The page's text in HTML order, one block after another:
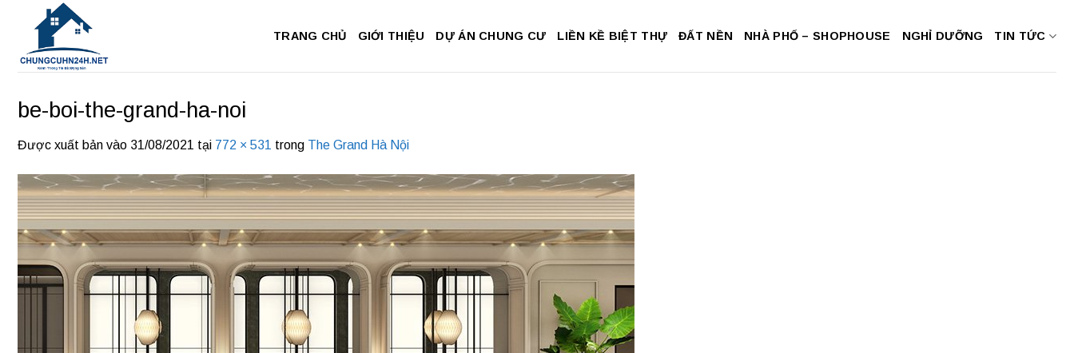
dung
TRANG CHỦ GIỚI THIỆU DỰ ÁN CHUNG CƯ LIỀN KỀ BIỆT THỰ ĐẤT NỀN NHÀ PHỐ – SHOPHOUSE NGHỈ DƯỠNG TIN TỨC
be-boi-the-grand-ha-noi
Được xuất bản vào 31/08/2021 tại 772 × 531 trong The Grand Hà Nội